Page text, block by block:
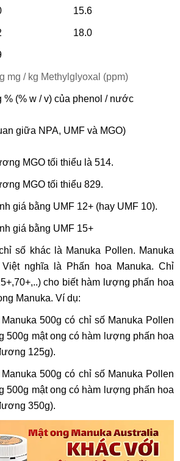
15.6
18.0
mg / kg Methylglyoxal (ppm)
% (% w / v) của phenol / nước
giữa NPA, UMF và MGO)
MGO tối thiểu là 514.
MGO tối thiểu 829.
giá bằng UMF 12+ (hay UMF 10).
giá bằng UMF 15+
số khác là Manuka Pollen. Manuka
nghĩa là Phấn hoa Manuka. Chỉ
cho biết hàm lượng phấn hoa
Manuka. Ví dụ:
500g có chỉ số Manuka Pollen
500g mật ong có hàm lượng phấn hoa
125g).
500g có chỉ số Manuka Pollen
500g mật ong có hàm lượng phấn hoa
350g).